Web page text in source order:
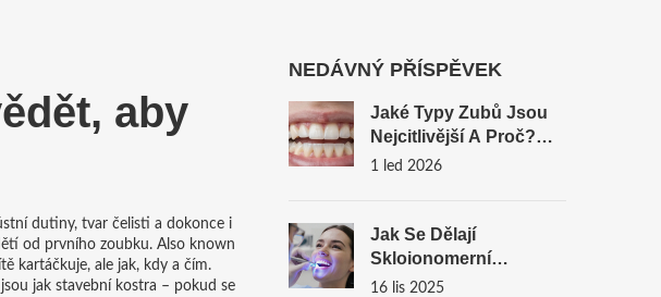
aby
dutiny, tvar čelisti a dokonce i
od prvního zoubku. Also known
kartáčkuje, ale jak, kdy a čím.
jak stavební kostra – pokud se
NEDÁVNÝ PŘÍSPĚVEK
Jaké Typy Zubů Jsou
Nejcitlivější A Proč?
Praktický Průvodce Pro
1 led 2026
Jak Se Dělají
Skloionomerní
Plomby? Podrobný
16 lis 2025